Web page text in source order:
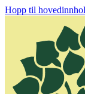
Hopp til